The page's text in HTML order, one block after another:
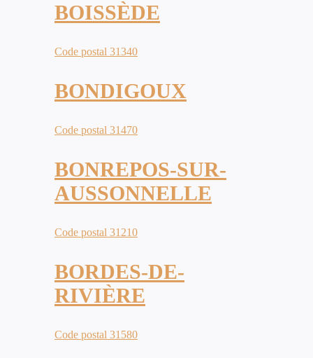
BOISSÈDE
Code postal 31340
BONDIGOUX
Code postal 31470
BONREPOS-SUR-
AUSSONNELLE
Code postal 31210
BORDES-DE-
RIVIÈRE
Code postal 31580